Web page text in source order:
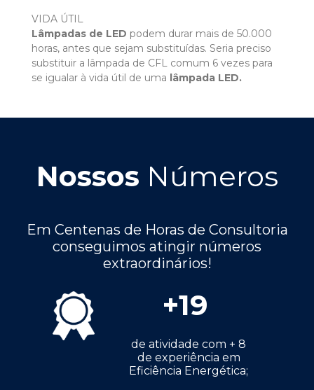
VIDA ÚTIL
Lâmpadas de LED podem durar mais de 50.000
horas, antes que sejam substituídas. Seria preciso
substituir a lâmpada de CFL comum 6 vezes para
se igualar à vida útil de uma lâmpada LED.
Nossos Números
Em Centenas de Horas de Consultoria
conseguimos atingir números
extraordinários!
+19
de atividade com + 8
de experiência em
Eficiência Energética;